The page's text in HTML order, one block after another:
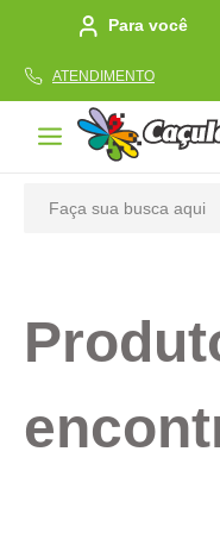
Para você
ATENDIMENTO
2º linha
4º tecido